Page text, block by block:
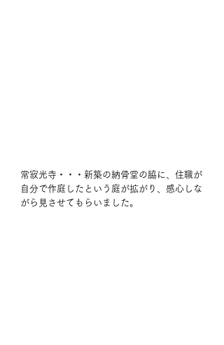
常寂光寺・・・新築の納骨堂の脇に、住職が
自分で作庭したという庭が拡がり、感心しな
がら見させてもらいました。